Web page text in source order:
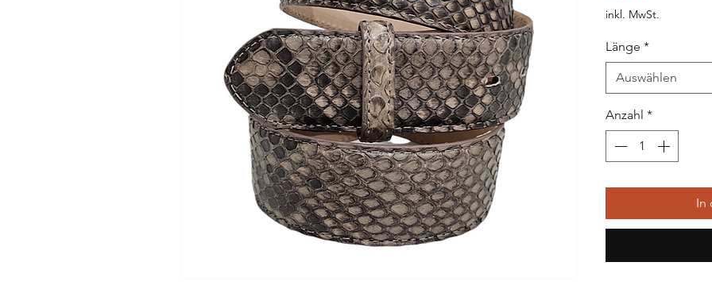
inkl. MwSt.
Länge *
Auswählen
Anzahl *
In